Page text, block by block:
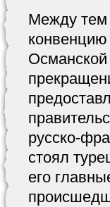
Между тем
русско-
стоял
его